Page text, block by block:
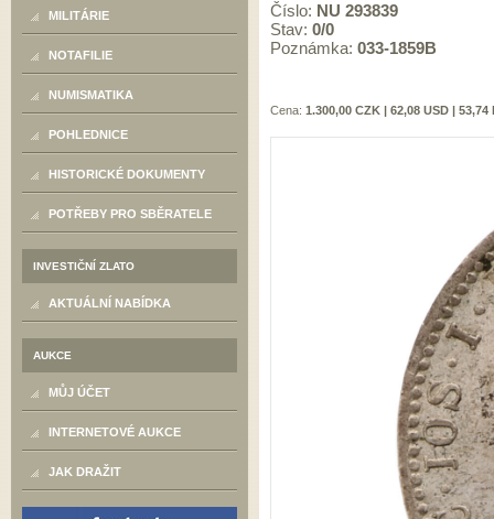
MILITÁRIE
NOTAFILIE
NUMISMATIKA
POHLEDNICE
HISTORICKÉ DOKUMENTY
POTŘEBY PRO SBĚRATELE
INVESTIČNÍ ZLATO
AKTUÁLNÍ NABÍDKA
AUKCE
MŮJ ÚČET
INTERNETOVÉ AUKCE
JAK DRAŽIT
Číslo: NU 293839
Stav: 0/0
Poznámka: 033-1859B
Cena: 1.300,00 CZK | 62,08 USD | 53,74